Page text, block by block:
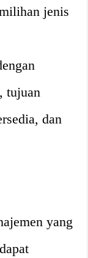
jenis
tujuan
dan
yang